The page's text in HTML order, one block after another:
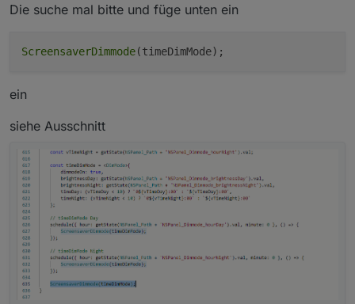
Die suche mal bitte und füge unten ein
ScreensaverDimmode
ein
siehe Ausschnitt